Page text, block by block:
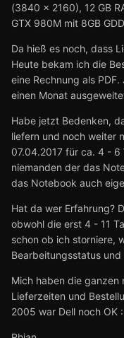
(3840 x 2160), 12 GB
GTX 980M mit 8GB
Da hieß es noch, dass
Heute bekam ich die
eine Rechnung als
einen Monat
Habe jetzt Bedenken,
liefern und noch weiter
07.04.2017 für ca. 4 -
niemanden der das
das Notebook auch
Hat da wer Erfahrung?
obwohl die erst 4 - 11
schon ob ich storniere,
Bearbeitungsstatus
Mich haben die ganzen
Lieferzeiten und
2005 war Dell noch OK